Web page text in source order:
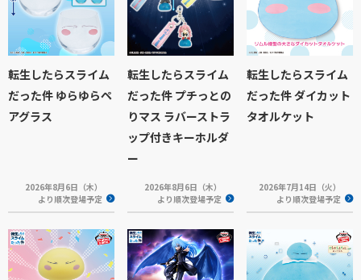
転生したらスライム
だった件 ゆらゆらペ
アグラス
2026年8月6日（木）
より順次登場予定
転生したらスライム
だった件 プチっとの
りマス ラバーストラ
ップ付きキーホルダ
ー
2026年8月6日（木）
より順次登場予定
転生したらスライム
だった件 ダイカット
タオルケット
2026年7月14日（火）
より順次登場予定